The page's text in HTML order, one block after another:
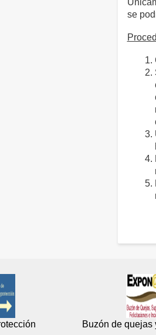
se
Buzón de quejas